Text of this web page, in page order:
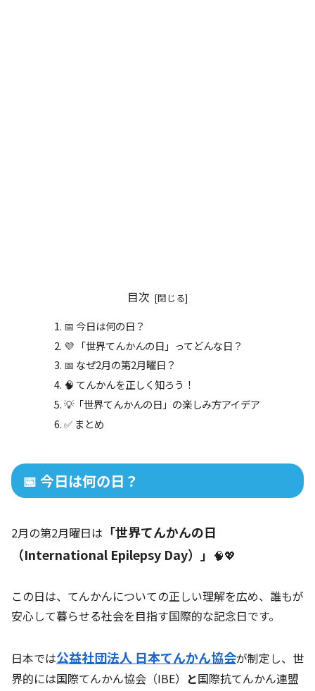
目次
📅 今日は何の日？
💜 「世界てんかんの日」ってどんな日？
📅 なぜ2月の第2月曜日？
🧠 てんかんを正しく知ろう！
💡「世界てんかんの日」の楽しみ方アイデア
✅ まとめ
📅 今日は何の日？
2月の第2月曜日は 「世界てんかんの日
（International Epilepsy Day）」 🧠💖
この日は、てんかんについての正しい理解を広め、誰もが
安心して暮らせる社会を目指す国際的な記念日です。
日本では公益社団法人 日本てんかん協会が制定し、世
界的には国際てんかん協会（IBE） と国際抗てんかん連盟